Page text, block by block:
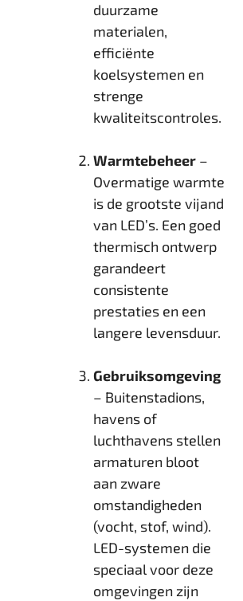
duurzame
materialen,
efficiënte
koelsystemen en
strenge
kwaliteitscontroles.
Warmtebeheer –
Overmatige warmte
is de grootste vijand
van LED’s. Een goed
thermisch ontwerp
garandeert
consistente
prestaties en een
langere levensduur.
Gebruiksomgeving
– Buitenstadions,
havens of
luchthavens stellen
armaturen bloot
aan zware
omstandigheden
(vocht, stof, wind).
LED-systemen die
speciaal voor deze
omgevingen zijn